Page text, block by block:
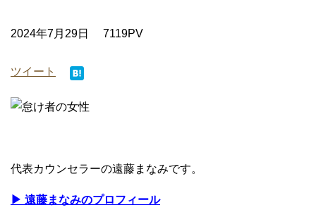
2024年7月29日 7119PV
ツイート
代表カウンセラーの遠藤まなみです。
▶ 遠藤まなみのプロフィール